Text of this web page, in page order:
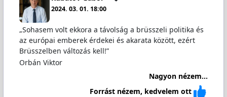
2024. 03. 01. 18:00
„Sohasem volt ekkora a távolság a brüsszeli politika és
az európai emberek érdekei és akarata között, ezért
Brüsszelben változás kell!”
Orbán Viktor
Nagyon nézem...
Forrást nézem, kedvelem ott